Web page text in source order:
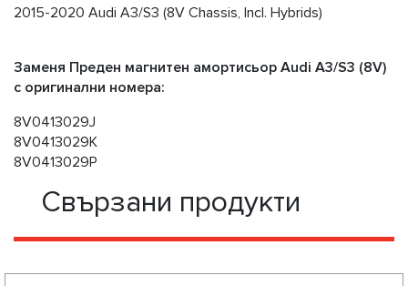
2015-2020 Audi A3/S3 (8V Chassis, Incl. Hybrids)
Заменя Преден магнитен амортисьор Audi A3/S3 (8V)
с оригинални номера:
8V0413029J
8V0413029K
8V0413029P
Свързани продукти